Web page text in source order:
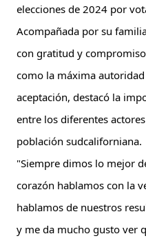
elecciones de 2024 por
Acompañada por su
con gratitud y
como la máxima autoridad
aceptación, destacó la
entre los diferentes
población sudcaliforniana.
"Siempre dimos lo mejor
corazón hablamos con la
hablamos de nuestros
y me da mucho gusto ver